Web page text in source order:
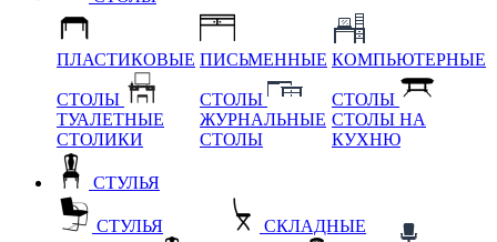
ПЛАСТИКОВЫЕ
СТОЛЫ
ТУАЛЕТНЫЕ
СТОЛИКИ
ПИСЬМЕННЫЕ
СТОЛЫ
ЖУРНАЛЬНЫЕ
СТОЛЫ
КОМПЬЮТЕРНЫЕ
СТОЛЫ
СТОЛЫ НА
КУХНЮ
СТУЛЬЯ
СТУЛЬЯ СКЛАДНЫЕ